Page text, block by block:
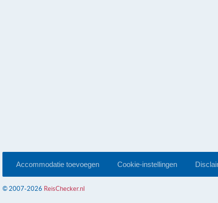
Accommodatie toevoegen Cookie-instellingen
© 2007-2026 ReisChecker.nl